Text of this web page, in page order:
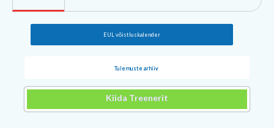
EUL võistluskalender
Tulemuste arhiiv
Kiida Treenerit